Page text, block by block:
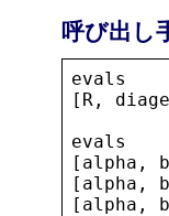
呼び出し
evals
[ R ,
evals
[ alpha ,
[ alpha ,
[ alpha ,